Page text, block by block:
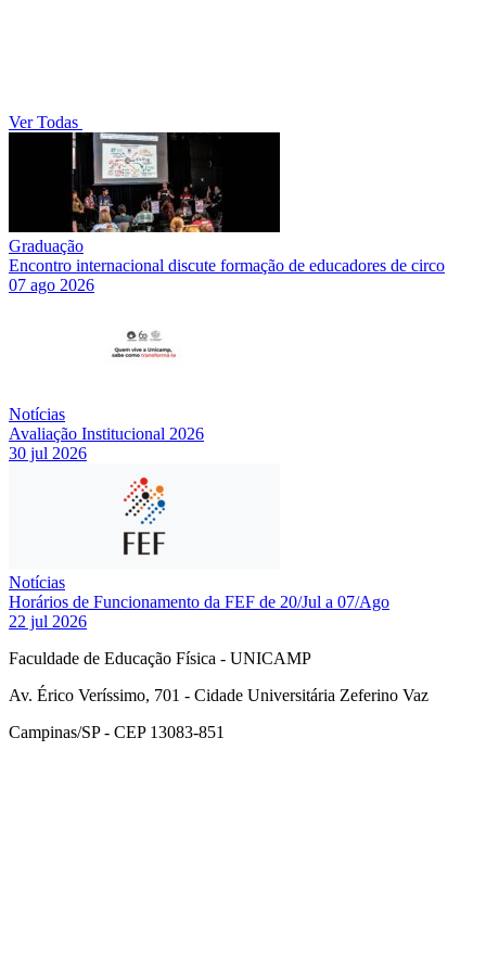
Ver Todas
Graduação
Encontro internacional discute formação de educadores de circo
07 ago 2026
Notícias
Avaliação Institucional 2026
30 jul 2026
Notícias
Horários de Funcionamento da FEF de 20/Jul a 07/Ago
22 jul 2026
Faculdade de Educação Física - UNICAMP
Av. Érico Veríssimo, 701 - Cidade Universitária Zeferino Vaz
Campinas/SP - CEP 13083-851